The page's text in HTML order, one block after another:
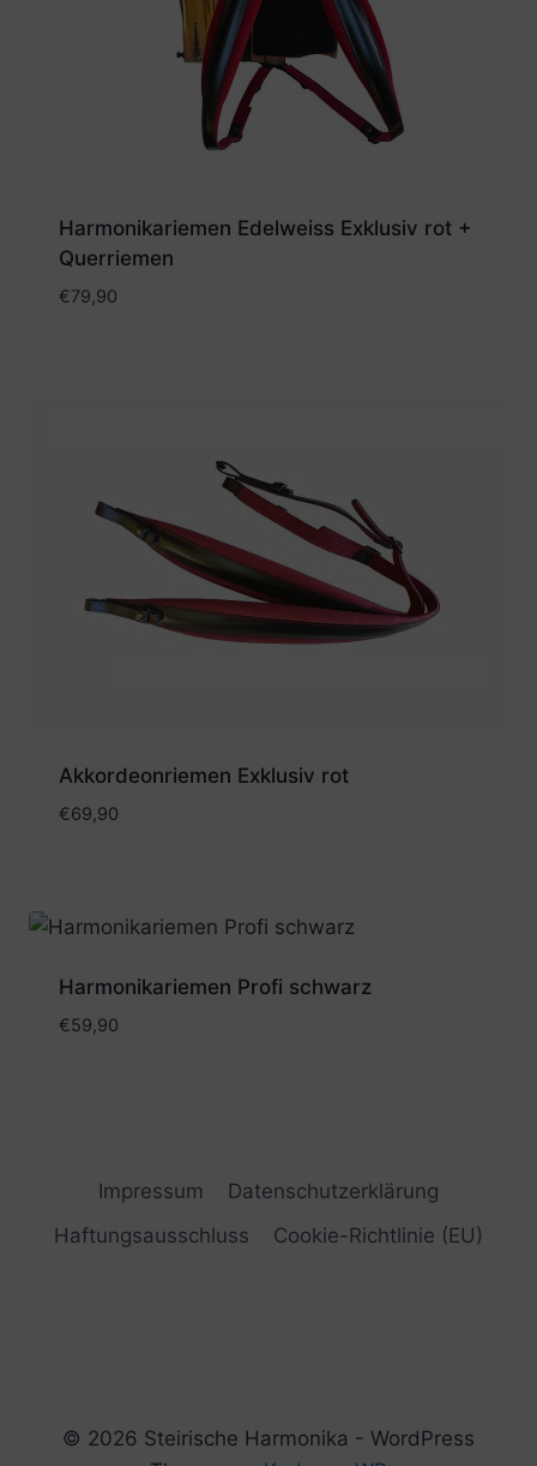
Harmonikariemen Edelweiss Exklusiv rot +
Querriemen
€79,90
Akkordeonriemen Exklusiv rot
€69,90
Harmonikariemen Profi schwarz
€59,90
Impressum
Datenschutzerklärung
Haftungsausschluss
Cookie-Richtlinie (EU)
© 2026 Steirische Harmonika - WordPress